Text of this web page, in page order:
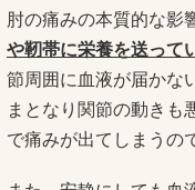
肘の痛みの本質的な影
や靭帯に栄養を送って
節周囲に血液が届かな
まとなり関節の動きも
で痛みが出てしまうの